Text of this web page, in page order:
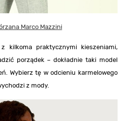
Marco Mazzini
kilkoma praktycznymi kieszeniami,
porządek – dokładnie taki model
Wybierz tę w odcieniu karmelowego
z mody.